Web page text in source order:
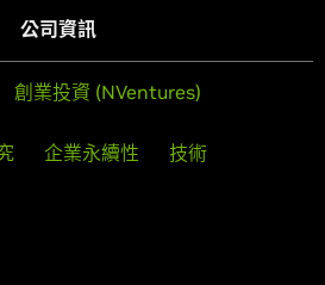
公司資訊
創業投資 (NVentures)
企業永續性 技術